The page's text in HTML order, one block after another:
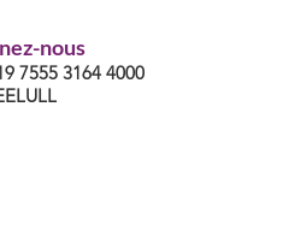
nous
7555 3164 4000